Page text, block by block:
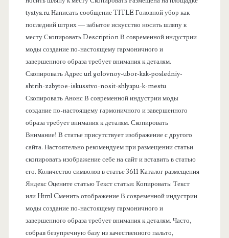
tyatya.ru Написать сообщение TITLE Головной убор как
последний штрих — забытое искусство носить шляпу к
месту Скопировать Description В современной индустрии
моды создание по-настоящему гармоничного и
завершенного образа требует внимания к деталям.
Скопировать Адрес url golovnoy-ubor-kak-posledniy-
shtrih-zabytoe-iskusstvo-nosit-shlyapu-k-mestu
Скопировать Анонс В современной индустрии моды
создание по-настоящему гармоничного и завершенного
образа требует внимания к деталям. Скопировать
Внимание! В статье присутствует изображение с другого
сайта. Настоятельно рекомендуем при размещении статьи
скопировать изображение себе на сайт и вставить в статью
его. Количество символов в статье 3611 Каталог размещения
Яндекс Оцените статью Текст статьи: Копировать: Текст
или Html Cменить отображение В современной индустрии
моды создание по-настоящему гармоничного и
завершенного образа требует внимания к деталям. Часто,
собрав безупречную базу из качественного пальто,